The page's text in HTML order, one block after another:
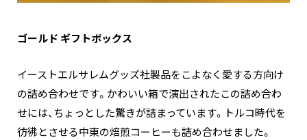
ゴールド ギフトボックス
イーストエルサレムグッズ社製品をこよなく愛する方向け
の詰め合わせです。かわいい箱で演出されたこの詰め合わ
せには、ちょっとした驚きが詰まっています。トルコ時代を
彷彿とさせる中東の焙煎コーヒーも詰め合わせました。